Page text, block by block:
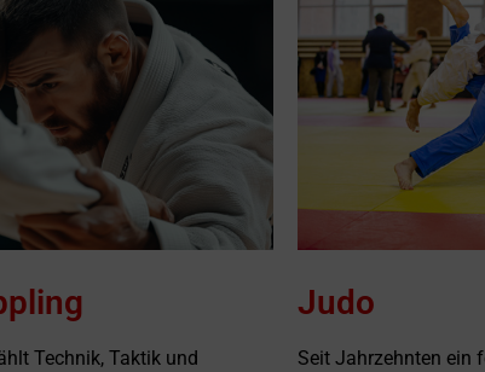
Technik, Taktik und
Judo
Seit Jahrzehnten ein